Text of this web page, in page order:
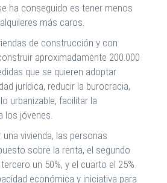
ha conseguido es tener menos
más caros.
de construcción y con
aproximadamente 200.000
que se quieren adoptar
jurídica, reducir la burocracia,
urbanizable, facilitar la
los jóvenes.
vivienda, las personas
sobre la renta, el segundo
un 50%, y el cuarto el 25%.
económica y iniciativa para